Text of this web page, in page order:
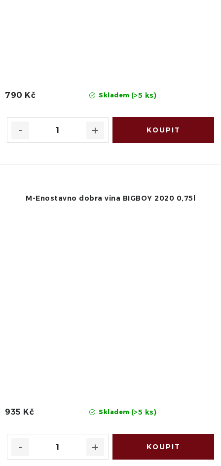
Skladem (>5 ks)
790 Kč
M-Enostavno dobra vina BIGBOY 2020 0,75l
Skladem (>5 ks)
935 Kč